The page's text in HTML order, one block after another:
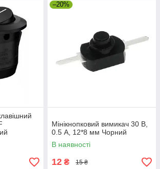
–20%
Мінікнопковий вимикач 30 В,
0.5 А, 12*8 мм Чорний
В наявності
12 ₴ 15 ₴